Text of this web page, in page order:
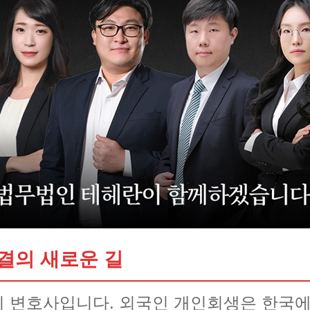
의 새로운 길
변호사입니다. 외국인 개인회생은 한국